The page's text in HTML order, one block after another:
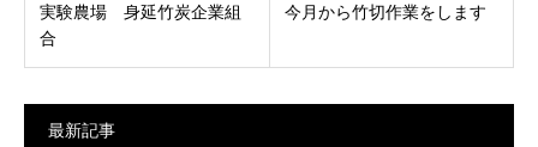
実験農場 身延竹炭企業組
合
今月から竹切作業をします
最新記事